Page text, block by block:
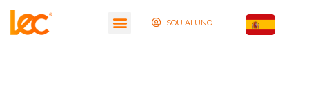
SOU ALUNO